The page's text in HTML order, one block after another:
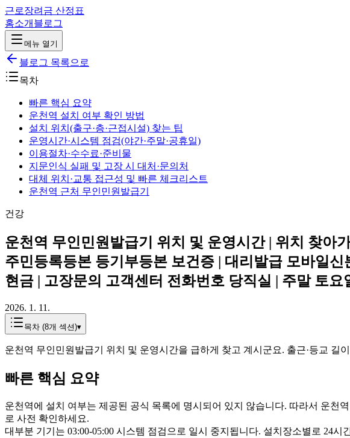
근로장려금 산정표
홈소개 블로그
메뉴 열기
블로그 목록으로
목차
빠른 핵심 요약
운천역 설치 여부 확인 방법
설치 위치(출구·층·근접시설) 찾는 팁
운영시간·시스템 점검(야간·주말·공휴일)
이용절차·수수료·준비물
지문인식 실패 및 고장 시 대처·문의처
대체 위치·교통 접근성 및 빠른 체크리스트
운천역 근처 무인민원발급기
건강
운천역 무인민원발급기 위치 및 운영시간 | 위치 찾아
주민등록등본 등기부등본 보건증 | 대리발급 모바일
현금 | 고장문의 고객센터 전화번호 당직실 | 주말 토요
2026. 1. 11.
목차 (8개 섹션)▾
운천역 무인민원발급기 위치 및 운영시간을 급하게 찾고 계시군요. 출근·등교
빠른 핵심 요약
운천역에 설치 여부는 제공된 공식 목록에 명시되어 있지 않습니다. 따라서 운천
로 사전 확인하세요.
대부분 기기는 03:00-05:00 시스템 점검으로 일시 중지됩니다. 설치장소별로 24시